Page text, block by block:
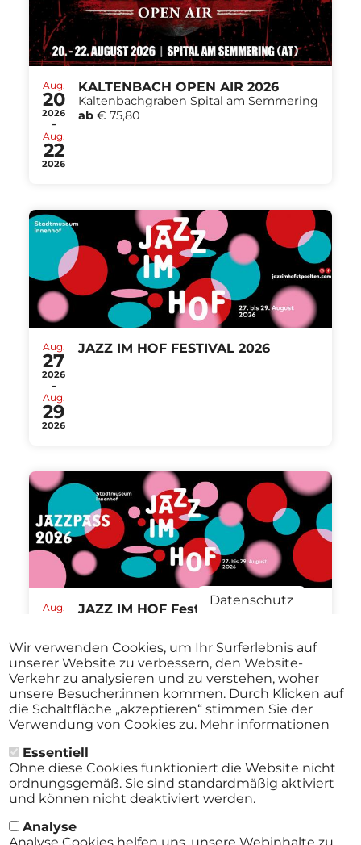
Aug.
20
2026
-
Aug.
22
2026
KALTENBACH OPEN AIR 2026
Kaltenbachgraben Spital am Semmering
ab € 75,80
Aug.
27
2026
-
Aug.
29
2026
JAZZ IM HOF FESTIVAL 2026
Aug.
-
Aug.
29
2026
JAZZ IM HOF Festival St.Pölten
ab€ 40,00
Datenschutz
Wir verwenden Cookies, um Ihr Surferlebnis auf
unserer Website zu verbessern, den Website-
Verkehr zu analysieren und zu verstehen, woher
unsere Besucher:innen kommen. Durch Klicken auf
die Schaltfläche „akzeptieren“ stimmen Sie der
Verwendung von Cookies zu. Mehr informationen
Essentiell
Ohne diese Cookies funktioniert die Website nicht
ordnungsgemäß. Sie sind standardmäßig aktiviert
und können nicht deaktiviert werden.
Analyse